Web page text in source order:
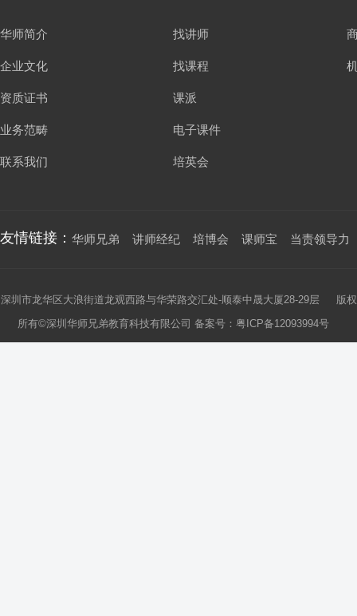
华师简介
企业文化
资质证书
业务范畴
联系我们
找讲师
找课程
课派
电子课件
培英会
友情链接： 华师兄弟 讲师经纪 培博会 课师宝 当责领导力
深圳市龙华区大浪街道龙观西路与华荣路交汇处-顺泰中晟大厦28-29层 版权
所有©深圳华师兄弟教育科技有限公司 备案号： 粤ICP备12093994号